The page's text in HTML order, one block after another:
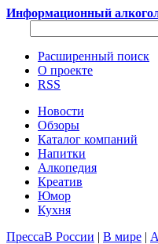
Информационный
Расширенный поиск
О проекте
RSS
Новости
Обзоры
Каталог компаний
Напитки
Алкопедия
Креатив
Юмор
Кухня
ПрессаВ России | В мире |